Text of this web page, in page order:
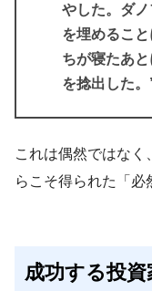
やした。ダ
を埋めるこ
ちが寝たあ
を捻出した。
これは偶然ではな
らこそ得られた「必
成功する投